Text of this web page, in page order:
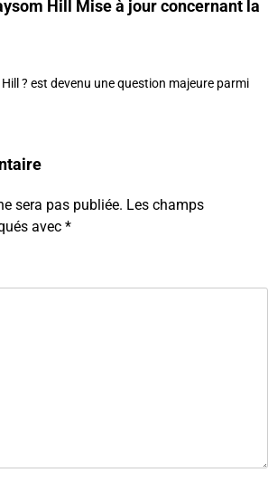
Hill Mise à jour concernant la
? est devenu une question majeure parmi
sera pas publiée. Les champs
avec *